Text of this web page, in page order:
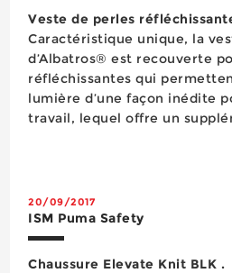
Veste de perles
Caractéristique unique, la
d’Albatros® est recouverte
réfléchissantes qui
lumière d’une façon inédite
travail, lequel offre un
20/09/2017
ISM Puma Safety
Chaussure Elevate Knit BLK .